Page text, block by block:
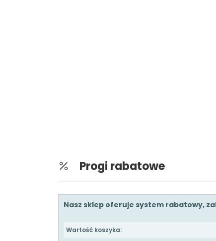
Progi rabatowe
Nasz sklep oferuje system rabatowy,
Wartość koszyka: